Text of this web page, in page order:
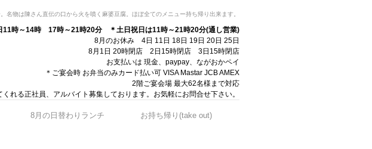
名物は陳さん直伝の口から火を噴く麻婆豆腐。ほぼ全てのメニュー持ち帰り出来ます。
11時～14時 17時～21時20分
＊土日祝日は11時～21時20分(通し営業)
8月のお休み 4日 11日 18日 19日 20日 25日
8月1日 20時閉店 2日15時閉店 3日15時閉店
お支払いは 現金、paypay、ながおかペイ
＊ご宴会時 お弁当のみカード払い可 VISA Mastar JCB AMEX
2階ご宴会場 最大62名様まで対応
くれる正社員、アルバイト募集しております。お気軽にお問合せ下さい。
8月の日替わりランチ お持ち帰り(take out)